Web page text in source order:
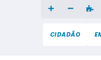
CIDADÃO